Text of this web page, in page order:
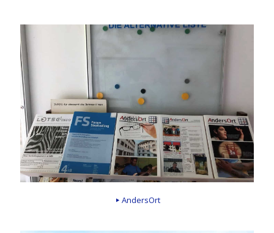
AndersOrt